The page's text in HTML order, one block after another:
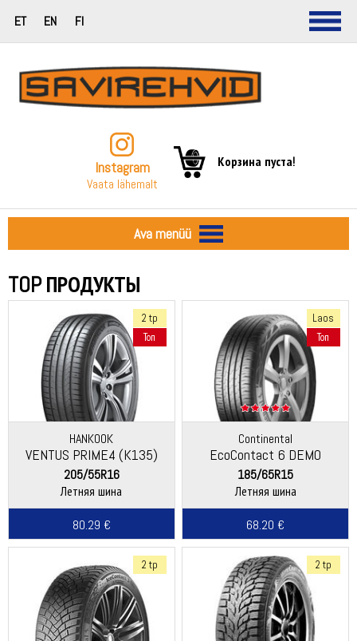
ET EN FI
Instagram
Vaata lähemalt
Корзина пуста!
Ava menüü
TOP ПРОДУКТЫ
2 tp
Топ
HANKOOK
VENTUS PRIME4 (K135)
205/55R16
Летняя шина
80.29 €
Laos
Топ
Continental
EcoContact 6 DEMO
185/65R15
Летняя шина
68.20 €
2 tp 2 tp